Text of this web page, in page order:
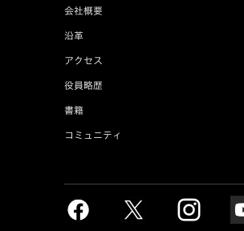
会社概要
沿革
アクセス
役員略歴
書籍
コミュニティ